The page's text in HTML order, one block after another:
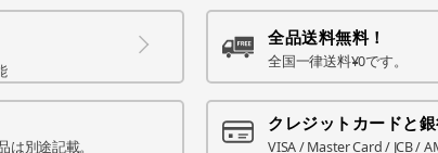
全品送料無料！
全国一律送料¥0です。
別途記載。
クレジットカードと
VISA / Master Card / JCB /